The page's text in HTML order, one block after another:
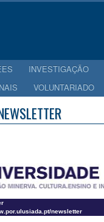
INVESTIGAÇÃO
VOLUNTARIADO
newsletter